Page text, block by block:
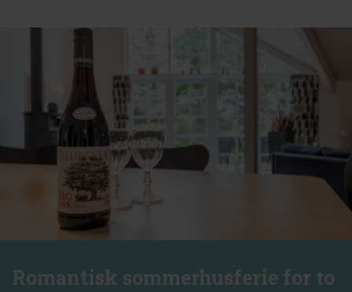
Romantisk sommerhusferie for to